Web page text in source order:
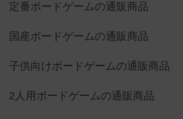
定番ボードゲームの通販商品
国産ボードゲームの通販商品
子供向けボードゲームの通販商品
2人用ボードゲームの通販商品